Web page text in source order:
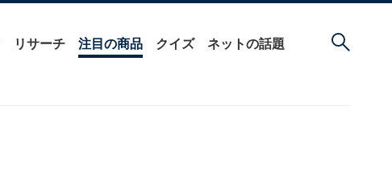
リサーチ 注目の商品 クイズ ネットの話題